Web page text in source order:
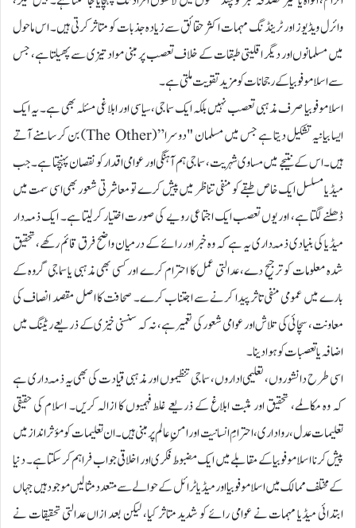
وائرل ویڈیوز اور ٹرینڈنگ مہمات اکثر حقائق سے زیادہ جذبات کو متاثر کرتی ہیں۔ اس ماحول
میں مسلمانوں اور دیگر اقلیتی طبقات کے خلاف تعصب پر مبنی مواد تیزی سے پھیلتا ہے، جس
سے اسلاموفوبیا کے رجحانات کو مزید تقویت ملتی ہے۔
اسلاموفوبیا صرف مذہبی تعصب نہیں بلکہ ایک سماجی، سیاسی اور ابلاغی مسئلہ بھی ہے۔ یہ ایک
ایسا بیانیہ تشکیل دیتا ہے جس میں مسلمان "دوسرا” (The Other) بن کر سامنے آتے
ہیں۔ اس کے نتیجے میں مساوی شہریت، سماجی ہم آہنگی اور عوامی اقدار کو نقصان پہنچتا ہے۔ جب
میڈیا مسلسل ایک خاص طبقے کو منفی تناظر میں پیش کرے تو معاشرتی شعور بھی اسی سمت میں
ڈھلنے لگتا ہے، اور یوں تعصب ایک اجتماعی رویے کی صورت اختیار کر لیتا ہے۔ ایک ذمّہ دار
میڈیا کی بنیادی ذمّہ داری یہ ہے کہ وہ خبر اور رائے کے درمیان واضح فرق قائم رکھے، تحقیق
شدہ معلومات کو ترجیح دے، عدالتی عمل کا احترام کرے اور کسی بھی مذہبی یا سماجی گروہ کے
بارے میں عمومی منفی تاثر پیدا کرنے سے اجتناب کرے۔ صحافت کا اصل مقصد انصاف کی
معاونت، سچائی کی تلاش اور عوامی شعور کی تعمیر ہے، نہ کہ سنسنی خیزی کے ذریعے ریٹنگ میں
اضافہ یا تعصبات کو ہوا دینا۔
اسی طرح دانشوروں، تعلیمی اداروں، سماجی تنظیموں اور مذہبی قیادت کی بھی یہ ذمّہ داری ہے
کہ وہ مکالمے، تحقیق اور مثبت ابلاغ کے ذریعے غلط فہمیوں کا ازالہ کریں۔ اسلام کی حقیقی
تعلیمات عدل، رواداری، احترامِ انسانیت اور امنِ عالم پر مبنی ہیں۔ ان تعلیمات کو مؤثر انداز میں
پیش کرنا اسلاموفوبیا کے مقابلے میں ایک مضبوط فکری اور اخلاقی جواب فراہم کر سکتا ہے۔ دنیا
کے مختلف ممالک میں اسلاموفوبیا اور میڈیا ٹرائل کے حوالے سے متعدد مثالیں موجود ہیں جہاں
ابتدائی میڈیا مہمات نے عوامی رائے کو شدید متاثر کیا، لیکن بعد ازاں عدالتی تحقیقات نے